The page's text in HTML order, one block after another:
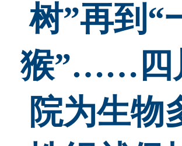
树”再到“
猴”……四
院为生物